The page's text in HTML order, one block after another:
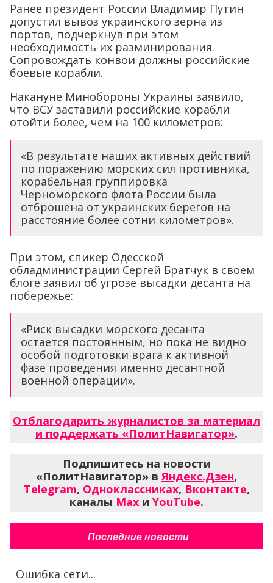
Ранее президент России Владимир Путин
допустил вывоз украинского зерна из
портов, подчеркнув при этом
необходимость их разминирования.
Сопровождать конвои должны российские
боевые корабли.
Накануне Минобороны Украины заявило,
что ВСУ заставили российские корабли
отойти более, чем на 100 километров:
«В результате наших активных действий
по поражению морских сил противника,
корабельная группировка
Черноморского флота России была
отброшена от украинских берегов на
расстояние более сотни километров».
При этом, спикер Одесской
обладминистрации Сергей Братчук в своем
блоге заявил об угрозе высадки десанта на
побережье:
«Риск высадки морского десанта
остается постоянным, но пока не видно
особой подготовки врага к активной
фазе проведения именно десантной
военной операции».
Отблагодарить журналистов за материал
и поддержать «ПолитНавигатор».
Подпишитесь на новости
«ПолитНавигатор» вЯндекс.Дзен,
Telegram, Одноклассниках, Вконтакте,
каналы Max и YouTube.
Последние новости
Ошибка сети...